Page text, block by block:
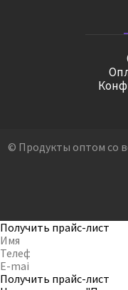
© Продукты оптом со
Получить прайс-лист
Получить прайс-лист